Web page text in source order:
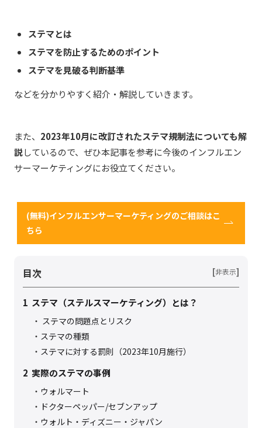
ステマとは
ステマを防止するためのポイント
ステマを見破る判断基準
などを分かりやすく紹介・解説していきます。
また、 2023年10月に改訂されたステマ規制法についても解
説しているので、ぜひ本記事を参考に今後のインフルエン
サーマーケティングにお役立てください。
(無料)インフルエンサーマーケティングのご相談はこ
ちら
目次 [非表示]
1 ステマ（ステルスマーケティング）とは？
ステマの問題点とリスク
ステマの種類
ステマに対する罰則（2023年10月施行）
2 実際のステマの事例
ウォルマート
ドクターペッパー/セブンアップ
ウォルト・ディズニー・ジャパン